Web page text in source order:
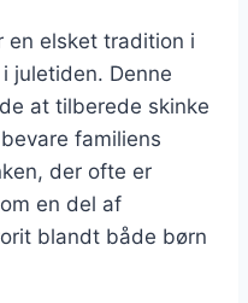
en elsket tradition i
juletiden. Denne
at tilberede skinke
familiens
der ofte er
en del af
blandt både børn